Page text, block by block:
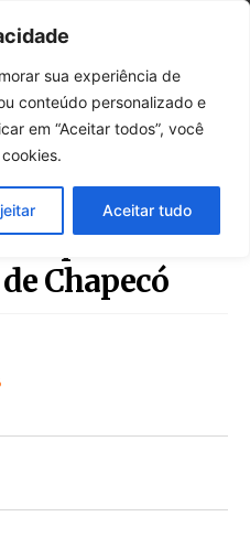
sua experiência de
conteúdo personalizado e
em “Aceitar todos”, você
Aceitar tudo
apresenta
Chapecó